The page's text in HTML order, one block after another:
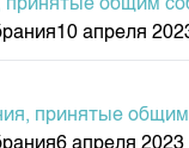
общим
апреля
принятые общим
апреля